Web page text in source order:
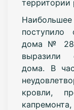
территории
поступило
дома № 28
выразили
дома. В
кровли,